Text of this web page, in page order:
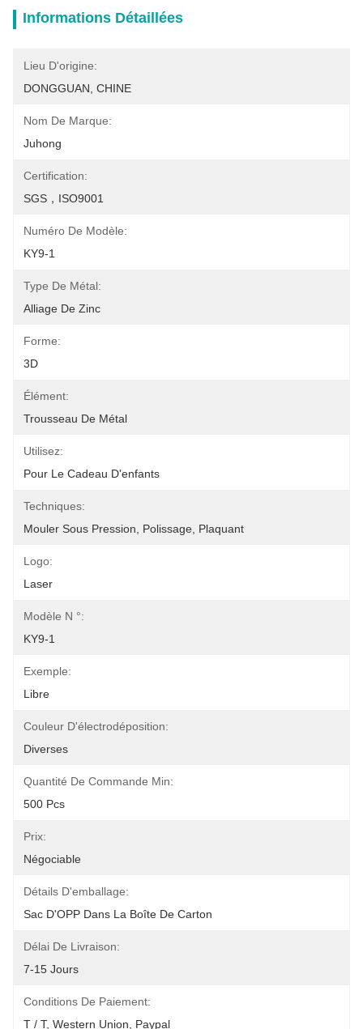
Informations Détaillées
Lieu D'origine:
DONGGUAN, CHINE
Nom De Marque:
Juhong
Certification:
SGS，ISO9001
Numéro De Modèle:
KY9-1
Type De Métal:
Alliage De Zinc
Forme:
3D
Élément:
Trousseau De Métal
Utilisez:
Pour Le Cadeau D'enfants
Techniques:
Mouler Sous Pression, Polissage, Plaquant
Logo:
Laser
Modèle N °:
KY9-1
Exemple:
Libre
Couleur D'électrodéposition:
Diverses
Quantité De Commande Min:
500 Pcs
Prix:
Négociable
Détails D'emballage:
Sac D'OPP Dans La Boîte De Carton
Délai De Livraison:
7-15 Jours
Conditions De Paiement:
T / T, Western Union, Paypal